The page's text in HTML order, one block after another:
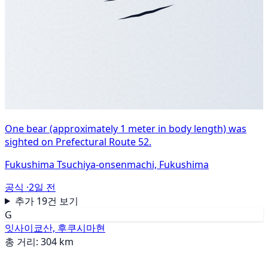
One bear (approximately 1 meter in body length) was
sighted on Prefectural Route 52.
Fukushima Tsuchiya-onsenmachi, Fukushima
공식 ·2일 전
추가 19건 보기
G
잇사이쿄산, 후쿠시마현
총 거리: 304 km